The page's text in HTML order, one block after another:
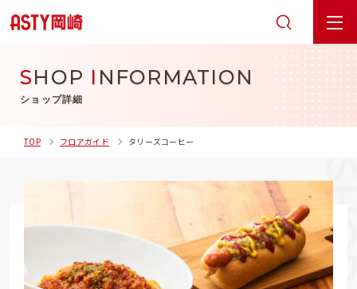
SHOP I NFORMATION
ショップ詳細
TOP フロアガイド タリーズコーヒー